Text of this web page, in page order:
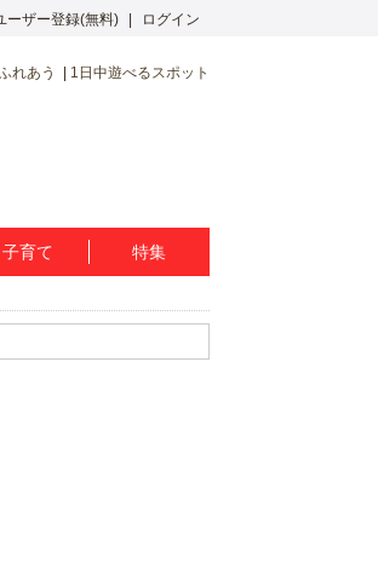
ーザー登録(無料) ログイン
れあう 1日中遊べるスポット
子育て 特集